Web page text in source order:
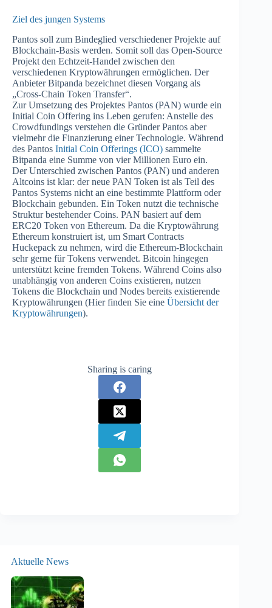
Ziel des jungen Systems
Pantos soll zum Bindeglied verschiedener Projekte auf
Blockchain-Basis werden. Somit soll das Open-Source
Projekt den Echtzeit-Handel zwischen den
verschiedenen Kryptowährungen ermöglichen. Der
Anbieter Bitpanda bezeichnet diesen Vorgang als
„Cross-Chain Token Transfer“.
Zur Umsetzung des Projektes Pantos (PAN) wurde ein
Initial Coin Offering ins Leben gerufen: Anstelle des
Crowdfundings verstehen die Gründer Pantos aber
vielmehr die Finanzierung einer Technologie. Während
des Pantos Initial Coin Offerings (ICO) sammelte
Bitpanda eine Summe von vier Millionen Euro ein.
Der Unterschied zwischen Pantos (PAN) und anderen
Altcoins ist klar: der neue PAN Token ist als Teil des
Pantos Systems nicht an eine bestimmte Plattform oder
Blockchain gebunden. Ein Token nutzt die technische
Struktur bestehender Coins. PAN basiert auf dem
ERC20 Token von Ethereum. Da die Kryptowährung
Ethereum konstruiert ist, um Smart Contracts
Huckepack zu nehmen, wird die Ethereum-Blockchain
sehr gerne für Tokens verwendet. Bitcoin hingegen
unterstützt keine fremden Tokens. Während Coins also
unabhängig von anderen Coins existieren, nutzen
Tokens die Blockchain und Nodes bereits existierende
Kryptowährungen (Hier finden Sie eine Übersicht der
Kryptowährungen).
Sharing is caring
Aktuelle News